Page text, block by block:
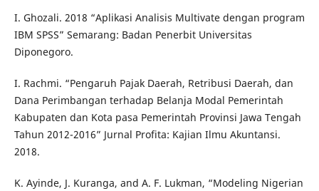
I. Ghozali. 2018 “Aplikasi Analisis Multivate dengan program
IBM SPSS” Semarang: Badan Penerbit Universitas
Diponegoro.
I. Rachmi. “Pengaruh Pajak Daerah, Retribusi Daerah, dan
Dana Perimbangan terhadap Belanja Modal Pemerintah
Kabupaten dan Kota pasa Pemerintah Provinsi Jawa Tengah
Tahun 2012-2016” Jurnal Profita: Kajian Ilmu Akuntansi.
2018.
K. Ayinde, J. Kuranga, and A. F. Lukman, “Modeling Nigerian